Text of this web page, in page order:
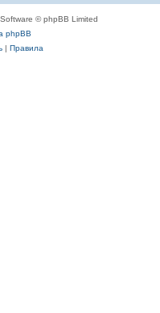
© phpBB Limited
phpBB
| Правила